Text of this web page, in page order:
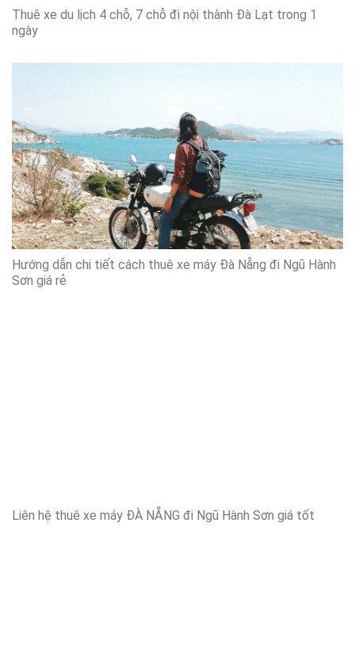
Thuê xe du lịch 4 chỗ, 7 chỗ đi nội thành Đà Lạt trong 1
ngày
Hướng dẫn chi tiết cách thuê xe máy Đà Nẵng đi Ngũ Hành
Sơn giá rẻ
Liên hệ thuê xe máy ĐÀ NẴNG đi Ngũ Hành Sơn giá tốt